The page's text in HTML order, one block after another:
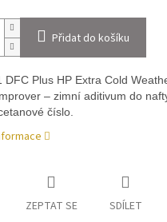
Přidat do košíku
DFC Plus HP Extra Cold
– zimní aditivum do
číslo.
ZEPTAT SE SDÍLET